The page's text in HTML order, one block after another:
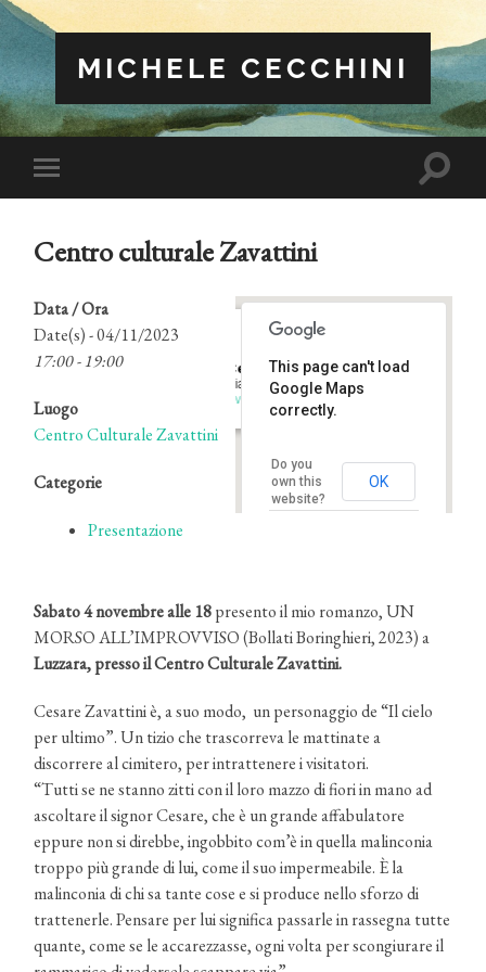
MICHELE CECCHINI
Attiva/disattiva
il
dispositivi
Attiva/
Centro culturale Zavattini
Centro Culturale Zavattini
Viale Filippini, 35 - Luzzara
Eventi
This page can't load
Google Maps
correctly.
Do you
own this
website?
OK
Data / Ora
Date(s) - 04/11/2023
17:00 - 19:00
Luogo
Centro Culturale Zavattini
Categorie
Presentazione
Sabato 4 novembre alle 18presento il mio romanzo, UN
MORSO ALL’IMPROVVISO (Bollati Boringhieri, 2023) a
Luzzara, presso il Centro Culturale Zavattini.
Cesare Zavattini è, a suo modo, un personaggio de “Il cielo
per ultimo”. Un tizio che trascorreva le mattinate a
discorrere al cimitero, per intrattenere i visitatori.
“Tutti se ne stanno zitti con il loro mazzo di fiori in mano ad
ascoltare il signor Cesare, che è un grande affabulatore
eppure non si direbbe, ingobbito com’è in quella malinconia
troppo più grande di lui, come il suo impermeabile. È la
malinconia di chi sa tante cose e si produce nello sforzo di
trattenerle. Pensare per lui significa passarle in rassegna tutte
quante, come se le accarezzasse, ogni volta per scongiurare il